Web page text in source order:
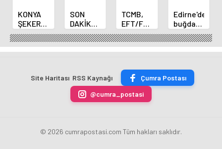
KONYA
ŞEKER
YILLIK 7
BİN 500
TON
ÜRETİLECEK
SON
DAKİKA
HABERİ:
Yeni
Merkez
Fatih
Karahan
oldu
TCMB,
EFT/FAST
işlemleri
için
fazla
uygulamasını
kaldırdı
Edirne'de
buğday
ve arpa
ekim
sezonu
erdi
Site Haritası RSS Kaynağı
Çumra Postası
@cumra_postasi
© 2026 cumrapostasi.com Tüm hakları saklıdır.